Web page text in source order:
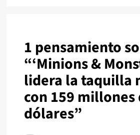
1 pensamiento
“‘Minions &
lidera la taquilla
con 159 millones
dólares”